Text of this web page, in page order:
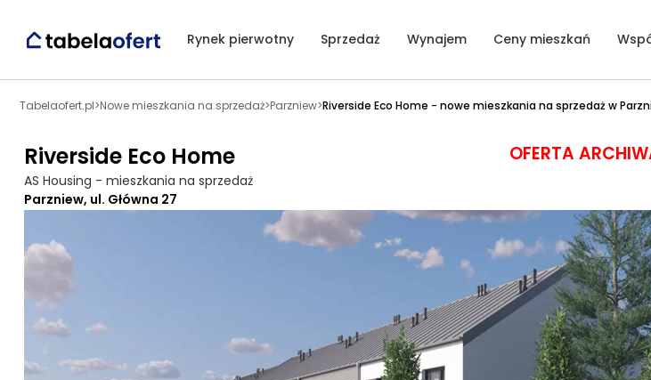
Rynek pierwotny Sprzedaż Wynajem Ceny mieszkań
Tabelaofert.pl>Nowe mieszkania na sprzedaż>Parzniew>Riverside Eco Home - nowe mieszkania na sprzedaż w
Riverside Eco Home
AS Housing - mieszkania na sprzedaż
OFERTA
Parzniew, ul. Główna 27